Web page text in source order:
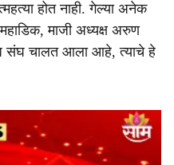
होत नाही. गेल्या अनेक
महाडिक, माजी अध्यक्ष अरुण
संघ चालत आला आहे, त्याचे हे